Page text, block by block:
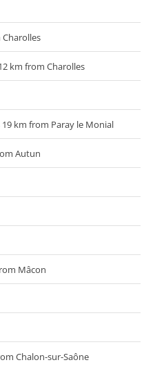
km from Charolles
19 km from Paray le Monial
Autun
Mâcon
Chalon-sur-Saône